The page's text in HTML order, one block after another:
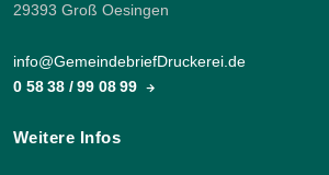
29393 Groß Oesingen
info@GemeindebriefDruckerei.de
0 58 38 / 99 08 99
Weitere Infos